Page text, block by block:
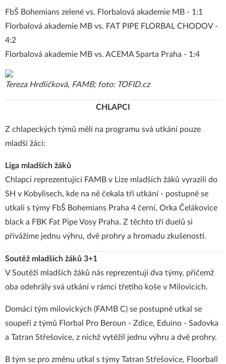
FbŠ Bohemians zelené vs. Florbalová akademie MB - 1:1
Florbalová akademie MB vs. FAT PIPE FLORBAL CHODOV -
4:2
Florbalová akademie MB vs. ACEMA Sparta Praha - 1:4
Tereza Hrdličková, FAMB; foto: TOFID.cz
CHLAPCI
Z chlapeckých týmů měli na programu svá utkání pouze
mladší žáci:
Liga mladších žáků
Chlapci reprezentující FAMB v Lize mladších žáků vyrazili do
SH v Kobylisech, kde na ně čekala tři utkání - postupně se
utkali s týmy FbŠ Bohemians Praha 4 černí, Orka Čelákovice
black a FBK Fat Pipe Vosy Praha. Z těchto tří duelů si
přivážíme jednu výhru, dvě prohry a hromadu zkušeností.
Soutěž mladších žáků 3+1
V Soutěži mladších žáků nás reprezentují dva týmy, přičemž
oba odehrály svá utkání v rámci třetího koše v Milovicích.
Domácí tým milovických (FAMB C) se postupně utkal se
soupeři z týmů Florbal Pro Beroun - Zdice, Eduino - Sadovka
a Tatran Střešovice, z nichž vytěžil jednu výhru a dvě prohry.
B tým se pro změnu utkal s týmy Tatran Střešovice, Floorball